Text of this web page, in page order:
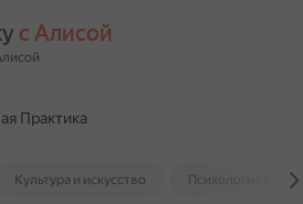
с Алисой
Практика
Культура и искусство Психология и